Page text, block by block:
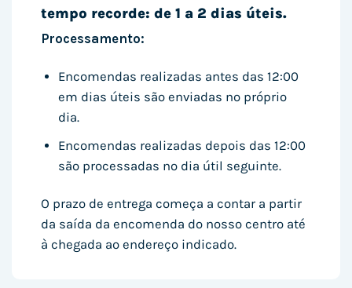
tempo recorde: de 1 a 2 dias úteis.
Processamento:
Encomendas realizadas antes das 12:00
em dias úteis são enviadas no próprio
dia.
Encomendas realizadas depois das 12:00
são processadas no dia útil seguinte.
O prazo de entrega começa a contar a partir
da saída da encomenda do nosso centro até
à chegada ao endereço indicado.